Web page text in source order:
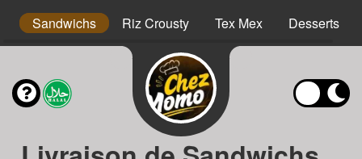
Sandwichs Riz Crousty Tex Mex Desserts